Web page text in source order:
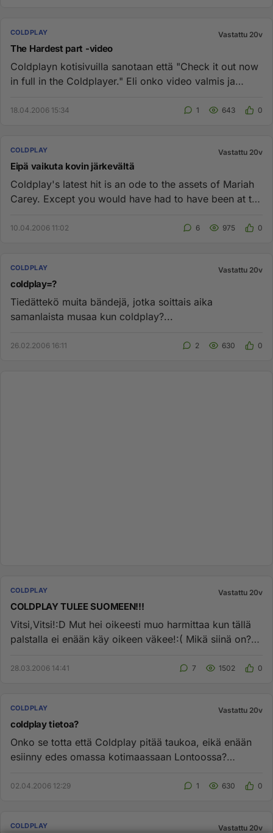
COLDPLAY Vastattu 20v
The Hardest part -video
Coldplayn kotisivuilla sanotaan että "Check it out now
in full in the Coldplayer." Eli onko video valmis ja
18.04.2006 15:34 1 643 0
COLDPLAY Vastattu 20v
Eipä vaikuta kovin järkevältä
Coldplay's latest hit is an ode to the assets of Mariah
Carey. Except you would have had to have been at the
10.04.2006 11:02 6 975 0
COLDPLAY Vastattu 20v
coldplay=?
Tiedättekö muita bändejä, jotka soittais aika
samanlaista musaa kun coldplay?...
26.02.2006 16:11 2 630 0
COLDPLAY Vastattu 20v
COLDPLAY TULEE SUOMEEN!!!
Vitsi,Vitsi!:D Mut hei oikeesti muo harmittaa kun tällä
palstalla ei enään käy oikeen väkee!:( Mikä siinä on??
28.03.2006 14:41 7 1502 0
COLDPLAY Vastattu 20v
coldplay tietoa?
Onko se totta että Coldplay pitää taukoa, eikä enään
esiinny edes omassa kotimaassaan Lontoossa?
02.04.2006 12:29 1 630 0
COLDPLAY Vastattu 20v